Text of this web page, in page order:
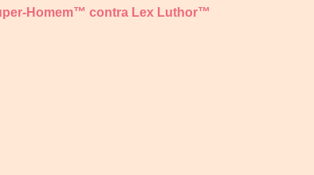
Homem™ contra Lex Luthor™